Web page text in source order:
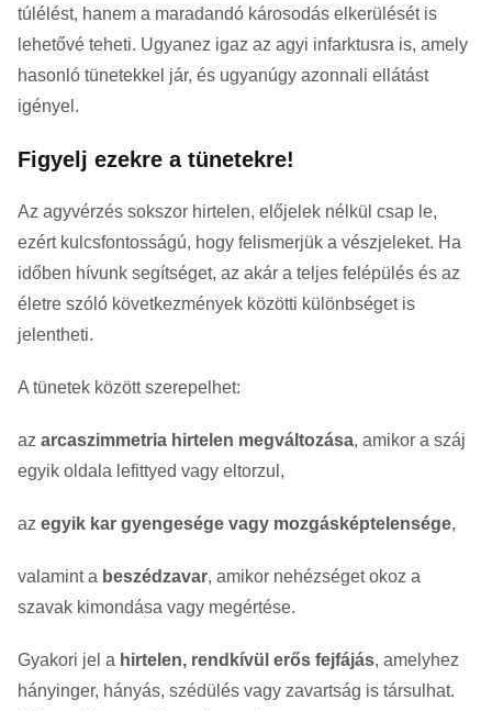
túlélést, hanem a maradandó károsodás elkerülését is
lehetővé teheti. Ugyanez igaz az agyi infarktusra is, amely
hasonló tünetekkel jár, és ugyanúgy azonnali ellátást
igényel.
Figyelj ezekre a tünetekre!
Az agyvérzés sokszor hirtelen, előjelek nélkül csap le,
ezért kulcsfontosságú, hogy felismerjük a vészjeleket. Ha
időben hívunk segítséget, az akár a teljes felépülés és az
életre szóló következmények közötti különbséget is
jelentheti.
A tünetek között szerepelhet:
az arcaszimmetria hirtelen megváltozása, amikor a száj
egyik oldala lefittyed vagy eltorzul,
az egyik kar gyengesége vagy mozgásképtelensége,
valamint a beszédzavar, amikor nehézséget okoz a
szavak kimondása vagy megértése.
Gyakori jel a hirtelen, rendkívül erős fejfájás, amelyhez
hányinger, hányás, szédülés vagy zavartság is társulhat.